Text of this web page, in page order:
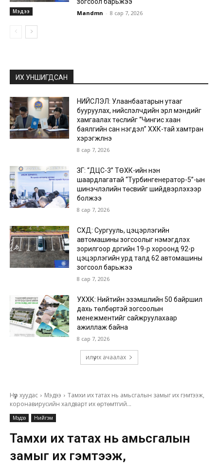
Мэдээ Mandmn - 8 сар 7, 2026
ИХ УНШИГДСАН
НИЙСЛЭЛ: Улаанбаатарын утааг
бууруулах, нийслэлчүүдийн эрүүл мэндийг
хамгаалах төслийг “Чингис хаан
баялгийн сан нэгдэл” ХХК-тай хамтран
хэрэгжүүлнэ
8 сар 7, 2026
ЗГ: “ДЦС-3” ТӨХК-ийн нэн
шаардлагатай “Турбингенератор-5”-ын
шинэчлэлийн төсвийг шийдвэрлэхээр
болжээ
8 сар 7, 2026
СХД: Сургууль, цэцэрлэгийн
автомашины зогсоолыг нэмэгдүүлэх
зорилгоор дүүргийн 19-р хороонд 92-р
цэцэрлэгийн урд талд 62 автомашины
зогсоол барьжээ
8 сар 7, 2026
УХХК: Нийтийн эзэмшлийн 50 байршил
дахь төлбөртэй зогсоолын
менежментийг сайжруулахаар
ажиллаж байна
8 сар 7, 2026
илүү их ачаалах